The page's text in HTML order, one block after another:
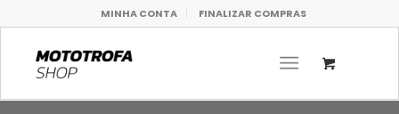
MINHA CONTA FINALIZAR COMPRAS